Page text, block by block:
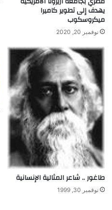
يهدف إلى تطوير كاميرا
ميكروسكوب
نوفمبر 20, 2020
طاغور .. شاعر المثالية الإنسانية
نوفمبر 30, 1999